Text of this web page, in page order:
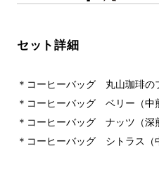
セット詳細
＊コーヒーバッグ 丸山珈琲
＊コーヒーバッグ ベ
＊コーヒーバッグ ナ
＊コーヒーバッグ シト